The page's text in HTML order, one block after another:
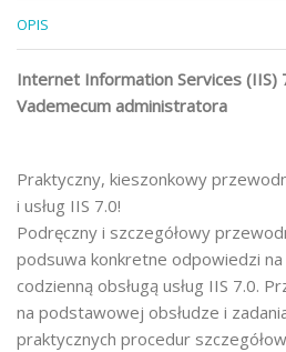
OPIS
Internet Information Services (IIS)
Vademecum administratora
Praktyczny, kieszonkowy
i usług IIS 7.0!
Podręczny i szczegółowy
podsuwa konkretne odpowiedzi
codzienną obsługą usług IIS 7.0.
na podstawowej obsłudze i
praktycznych procedur